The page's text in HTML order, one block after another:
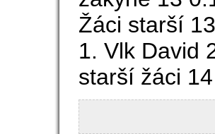
Žáci starší
1. Vlk David
starší žáci